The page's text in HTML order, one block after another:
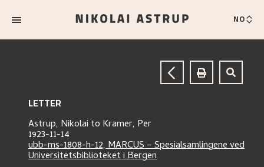
NO
LETTER
Astrup, Nikolai to Kramer, Per
1923-11-14
ubb-ms-1808-h-12, MARCUS – Spesialsamlingene ved
Universitetsbiblioteket i Bergen